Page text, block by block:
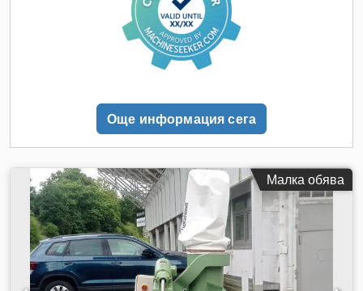
колони - Линейно водено устройство за измерване на
материала - Хидравлично регулиране на режещия натиск -
Захранващ агрегат 500 мм - Двоен стягащ патронник - 2
стягащи патронника преди и 2 след лентовия трион -
Електрически задвижван конвейер за стружки - Почистващ
Минимална дължина на остатъка: 100 мм - По желание: -
Устройство за стягане на снопове; MMS и транспортни
Още информация сега
Малка обява